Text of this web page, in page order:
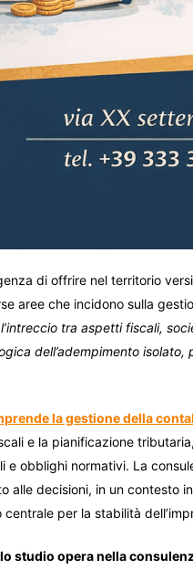
di offrire nel territorio
aree che incidono sulla
tra aspetti fiscali,
dell’adempimento isolato,
la gestione della
e la pianificazione
e obblighi normativi. La
alle decisioni, in un contesto
per la stabilità
lo studio opera nella